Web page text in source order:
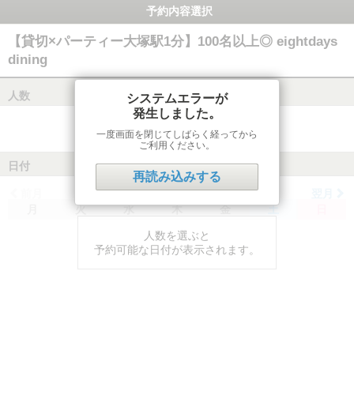
予約内容選択
【貸切×パーティー大塚駅1分】100名以上◎ eightdays
dining
人数
日付
火 水 木 金 土
人数を選ぶと
予約可能な日付が表示されます。
システムエラーが
発生しました。
一度画面を閉じてしばらく経ってから
ご利用ください。
再読み込みする